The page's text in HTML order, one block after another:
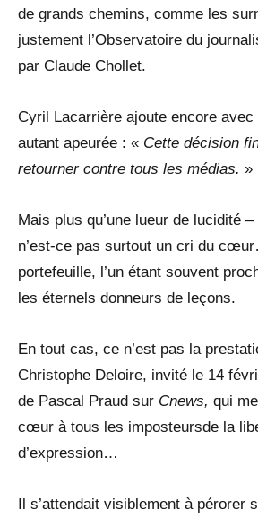
de grands chemins, comme les
justement l’Observatoire du
par Claude Chollet.
Cyril Lacarrière ajoute encore
autant apeurée : « Cette décision
retourner contre tous les médias. »
Mais plus qu’une lueur de lucidité
n’est-ce pas surtout un cri du
portefeuille, l’un étant souvent
les éternels donneurs de leçons.
En tout cas, ce n’est pas la
Christophe Deloire, invité le 14
de Pascal Praud sur Cnews, qui
cœur à tous les imposteursde la
d’expression…
Il s’attendait visiblement à pérorer